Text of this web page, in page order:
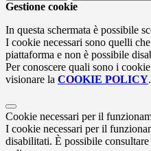
Gestione cookie
In questa schermata è possibile
I cookie necessari sono quelli
piattaforma e non è possibile
Per conoscere quali sono i
visionare la COOKIE POLICY.
Cookie necessari per il
I cookie necessari per il
disabilitati. È possibile